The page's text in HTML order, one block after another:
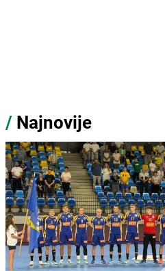
/ Najnovije